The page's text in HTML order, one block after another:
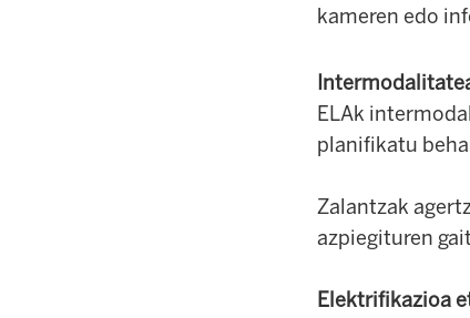
kameren edo
ELAk
planifikatu
Zalantzak
azpiegituren
Elektrifikazioa